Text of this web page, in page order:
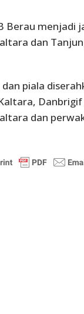
Berau menjadi
dan
piala
dan